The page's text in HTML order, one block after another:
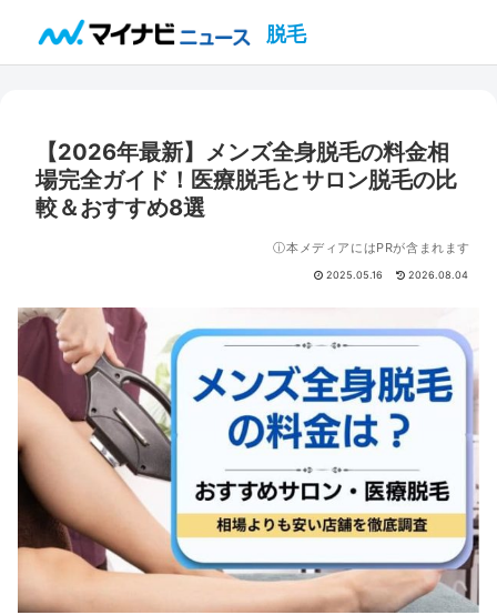
脱毛
【2026年最新】メンズ全身脱毛の料金相
場完全ガイド！医療脱毛とサロン脱毛の比
較＆おすすめ8選
ⓘ本メディアにはPRが含まれます
2025.05.16 2026.08.04